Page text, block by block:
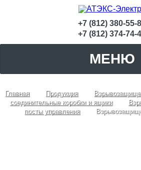
+7 (812) 380-55-
+7 (812) 374-74-
МЕНЮ
Главная Продукция
соединительные коробки и ящики
посты управления